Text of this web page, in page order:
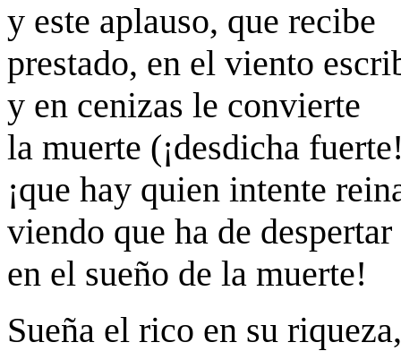
y este aplauso, que recibe
prestado, en el viento
y en cenizas le convierte
la muerte (¡desdicha
¡que hay quien intente
viendo que ha de despertar
en el sueño de la muerte!
Sueña el rico en su riqueza,